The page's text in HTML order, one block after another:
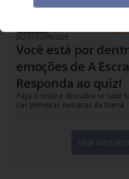
DO R7/12/09/2025
Você está por
emoções de A
Responda ao quiz!
Faça o teste e descubra se sabe
nas primeiras semanas da trama